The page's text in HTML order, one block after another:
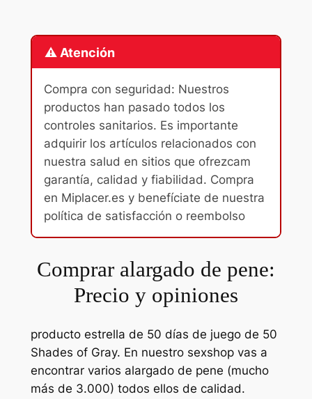
⚠️ Atención
Compra con seguridad: Nuestros
productos han pasado todos los
controles sanitarios. Es importante
adquirir los artículos relacionados con
nuestra salud en sitios que ofrezcam
garantía, calidad y fiabilidad. Compra
en Miplacer.es y benefíciate de nuestra
política de satisfacción o reembolso
Comprar alargado de pene:
Precio y opiniones
producto estrella de 50 días de juego de 50
Shades of Gray. En nuestro sexshop vas a
encontrar varios alargado de pene (mucho
más de 3.000) todos ellos de calidad.